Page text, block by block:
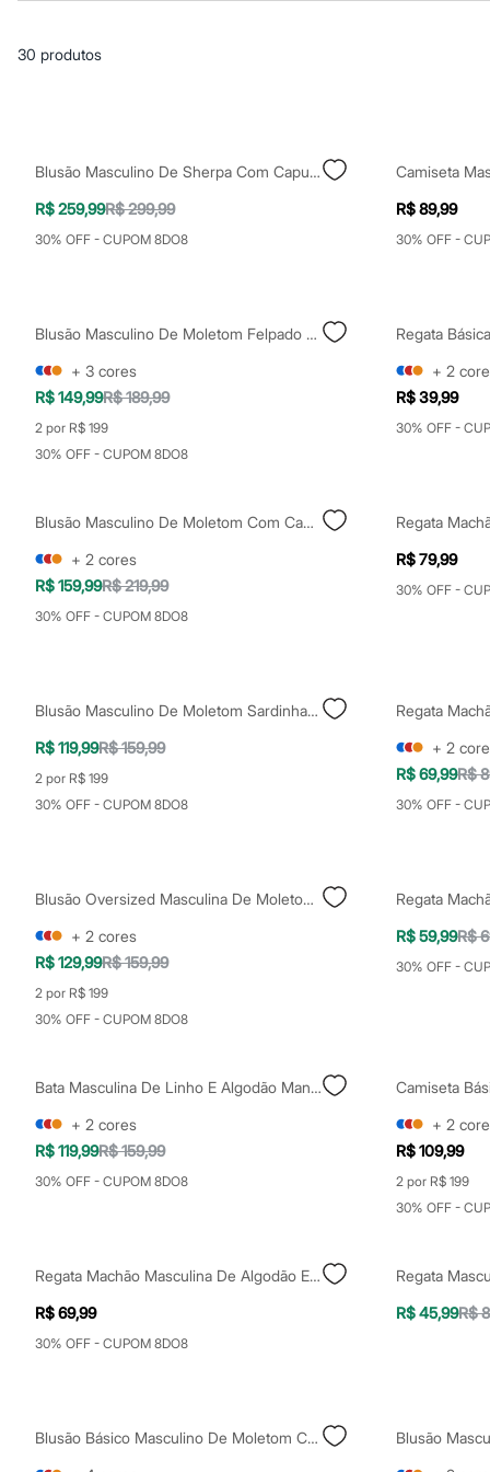
Casacos e Jaquetas
Macacões
Saias
Bonés e Chapéus
Bijoux
Cintos
Óculos
Relógios
Sandálias
Sapatilhas
Tênis
Marcas
City
Clock House
Mindset
Moda esportiva
Blusas
Calçados
Leggings
Shorts e Bermudas
Meias
Pijamas
Sutiãs e Tops
Moda praia
Biquínis
Maiôs
Blusas e Camisetas
Calças
Casacos e Jaquetas
Jeans
Moda esportiva
Shorts e Saias
Vestidos
Masculino
Inverno
Roupas
Bermudas
Calças
Polos
Acessórios
Bolsas e Mochilas
Chapéus e Bonés
Cintos
Botas
Chinelos
30 produtos
Blusão Masculino De Sherpa Com Capuz Bege
R$ 259,99R$ 299,99
30% OFF - CUPOM 8DO8
R$ 89,99
30% OFF -
Blusão Masculino De Moletom Felpado Com Gola Bordado Preto
+ 3 cores
R$ 149,99R$ 189,99
2 por R$ 199
30% OFF - CUPOM 8DO8
Regata
+ 2
R$ 39,99
30% OFF -
Blusão Masculino De Moletom Com Capuz Preto
+ 2 cores
R$ 159,99R$ 219,99
30% OFF - CUPOM 8DO8
R$ 79,99
30% OFF -
Blusão Masculino De Moletom Sardinhas Cropped Branco
R$ 119,99R$ 159,99
2 por R$ 199
30% OFF - CUPOM 8DO8
+ 2
R$ 69,99R$
30% OFF -
Blusão Oversized Masculina De Moletom Esportivo Marrom
+ 2 cores
R$ 129,99R$ 159,99
2 por R$ 199
30% OFF - CUPOM 8DO8
R$ 59,99R$
30% OFF -
Bata Masculina De Linho E Algodão Manga Longa Bege
+ 2 cores
R$ 119,99R$ 159,99
30% OFF - CUPOM 8DO8
+ 2
R$ 109,99
2 por R$ 199
30% OFF -
Regata Machão Masculina De Algodão Estampada Estonada Cinza
R$ 69,99
30% OFF - CUPOM 8DO8
R$ 45,99R$
Blusão Básico Masculino De Moletom Com Capuz Marrom